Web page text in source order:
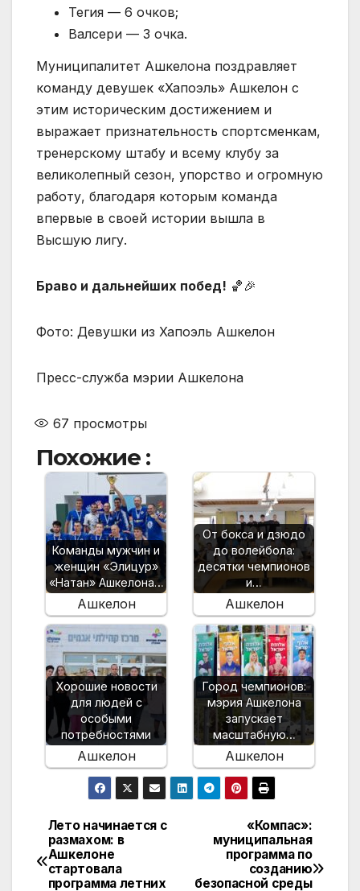
Тегия — 6 очков;
Валсери — 3 очка.
Муниципалитет Ашкелона поздравляет
команду девушек «Хапоэль» Ашкелон с
этим историческим достижением и
выражает признательность спортсменкам,
тренерскому штабу и всему клубу за
великолепный сезон, упорство и огромную
работу, благодаря которым команда
впервые в своей истории вышла в
Высшую лигу.
Браво и дальнейших побед! 🏀🎉
Фото: Девушки из Хапоэль Ашкелон
Пресс-служба мэрии Ашкелона
67 просмотры
Похожие :
Команды мужчин и
женщин «Элицур»
«Натан» Ашкелона…
Ашкелон
От бокса и дзюдо
до волейбола:
десятки чемпионов
и…
Ашкелон
Хорошие новости
для людей с
особыми
потребностями
Ашкелон
Город чемпионов:
мэрия Ашкелона
запускает
масштабную…
Ашкелон
Навигация
по
«Компас»:
муниципальная
программа по
созданию
безопасной среды
Лето начинается с
размахом: в
Ашкелоне
стартовала
программа летних